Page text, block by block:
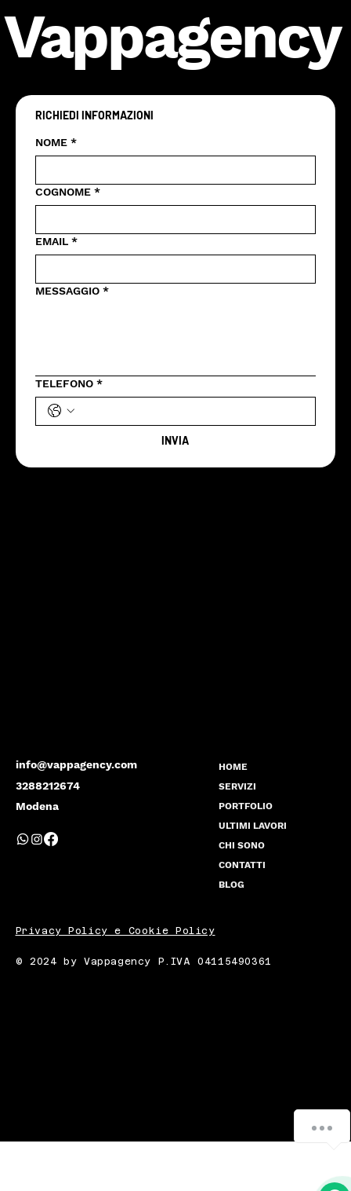
Vappagency
info@vappagency.com
3288212674
Modena
HOME
SERVIZI
PORTFOLIO
ULTIMI LAVORI
CHI SONO
CONTATTI
BLOG
RICHIEDI INFORMAZIONI
NOME *
COGNOME *
EMAIL *
MESSAGGIO *
TELEFONO *
INVIA
Privacy Policy e Cookie Policy
© 2024 by Vappagency P.IVA 04115490361
1